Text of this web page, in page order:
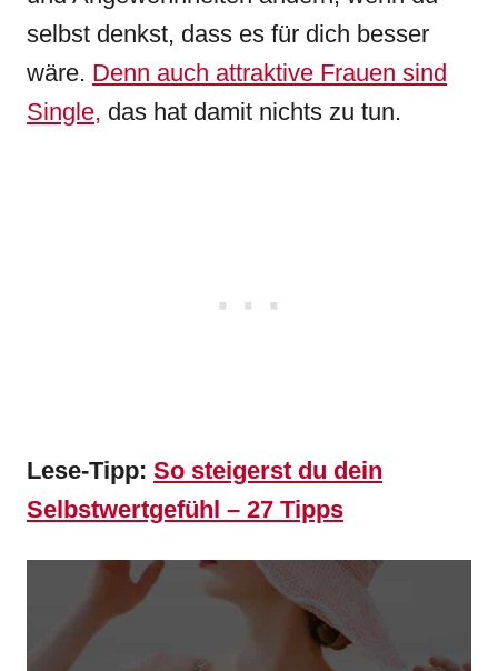
selbst denkst, dass es für dich besser
wäre. Denn auch attraktive Frauen sind
Single, das hat damit nichts zu tun.
Lese-Tipp: So steigerst du dein
Selbstwertgefühl – 27 Tipps